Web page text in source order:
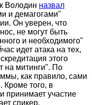
Володин назвал
и демагогами"
Он уверен, что
не могут быть
и необходимого"
идет атака на тех,
этого
на митинги". По
как правило, сами
Кроме того, в
принимает участие
спикер.